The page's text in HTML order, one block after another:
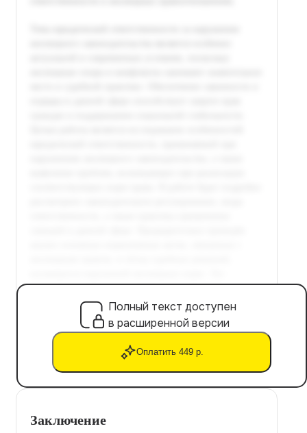
Полный текст доступен
в расширенной версии
Оплатить 449 р.
Заключение